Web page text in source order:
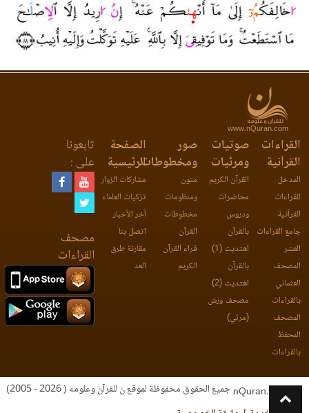
www.nQuran.com
القراءات
القرآنية
المدخل
للقراءات
القرآنية
جامع القراءات
العشر
المصحف
العثماني
بالقراءات
المصحف
المحفظ
بالقراءات
صوتيات
ومرئيات
القرآن الكريم
محاضرات
ودروس
بالقرآن
اهتديت (1)
بالقرآن
اهتديت (2)
مصحف ورش
(مرئي)
صور
ومخطوطات
متون
ومنظومات
مخطوطات
القرآن
قراء القرآن
الكريم
الصفحة
الرئيسية
مشاركات الزوار
تزكيات العلماء
آخر الأخبار
اتصل بنا
مقارنة طرق
العد
تابعونا
على :
مصحف
القراءات
جميع الحقوق محفوظة لموقع ن للقرآن وعلومه ( 2026 - 2005)
nQuran.com